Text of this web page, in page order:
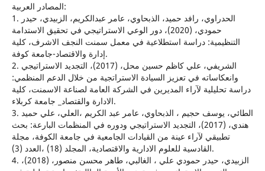
المصادر العربية:
1. الحدراوي، رافد حميد، الذبحاوي، عامر عبدالكريم، الزبيدي، حيدر
حمودي، (2020)، دور الوعي الاستراتيجي في تحقيق الاستدامة
التنظيمية: دراسة استطلاعية في معمل سمنت النجف الاشرف، كلية
إدارة والاقتصاد-جامعة كوفة.
2. الشريفي، علي كاظم حسين محل، (2017)، التجديد الاستراتيجي
وانعكاساته في تعزيز السيادة الاستراتجية من خلال الدعم المنظمي:
دراسة تحليلية لآراء المديرين في الشركة العامة لصناعة الاسمنت، كلية
الادارة والقتصاد_ جامعة كربلاء.
3. الطائي، يوسف حجيم ، الذبحاوي، عامر عبد الكريم ،العلي، علي حميد
هندي، (2017)، التجديد الاستراتيجي ودوره في المنظمات البارعة: بحث
تطبيقي لآراء عينة من القيادات الجامعية في جامعة الكوفة، مجلة
القادسية للعلوم الادارية والاقتصادية، المجلد (18) ،العدد (3).
4. الزبيدي، حيدر حمودي علي ، الغالبي، طاهر محسن منصور، (2018)،